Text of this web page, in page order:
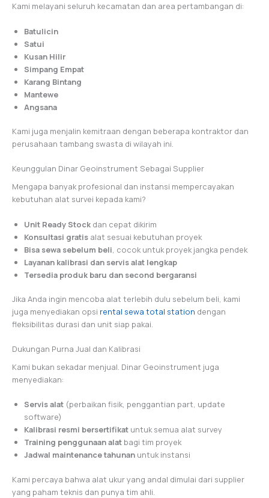
Kami melayani seluruh kecamatan dan area pertambangan di:
Batulicin
Satui
Kusan Hilir
Simpang Empat
Karang Bintang
Mantewe
Angsana
Kami juga menjalin kemitraan dengan beberapa kontraktor dan
perusahaan tambang swasta di wilayah ini.
Keunggulan Dinar Geoinstrument Sebagai Supplier
Mengapa banyak profesional dan instansi mempercayakan
kebutuhan alat survei kepada kami?
Unit Ready Stock dan cepat dikirim
Konsultasi gratis alat sesuai kebutuhan proyek
Bisa sewa sebelum beli , cocok untuk proyek jangka pendek
Layanan kalibrasi dan servis alat lengkap
Tersedia produk baru dan second bergaransi
Jika Anda ingin mencoba alat terlebih dulu sebelum beli, kami
juga menyediakan opsi rental sewa total station dengan
fleksibilitas durasi dan unit siap pakai.
Dukungan Purna Jual dan Kalibrasi
Kami bukan sekadar menjual. Dinar Geoinstrument juga
menyediakan:
Servis alat (perbaikan fisik, penggantian part, update
software)
Kalibrasi resmi bersertifikat untuk semua alat survey
Training penggunaan alat bagi tim proyek
Jadwal maintenance tahunan untuk instansi
Kami percaya bahwa alat ukur yang andal dimulai dari supplier
yang paham teknis dan punya tim ahli.